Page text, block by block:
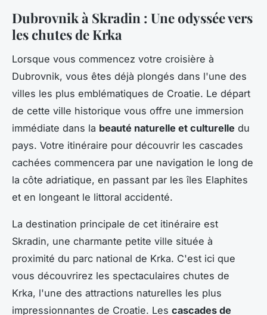
Dubrovnik à Skradin : Une odyssée vers
les chutes de Krka
Lorsque vous commencez votre croisière à
Dubrovnik, vous êtes déjà plongés dans l'une des
villes les plus emblématiques de Croatie. Le départ
de cette ville historique vous offre une immersion
immédiate dans la beauté naturelle et culturelle du
pays. Votre itinéraire pour découvrir les cascades
cachées commencera par une navigation le long de
la côte adriatique, en passant par les îles Elaphites
et en longeant le littoral accidenté.
La destination principale de cet itinéraire est
Skradin, une charmante petite ville située à
proximité du parc national de Krka. C'est ici que
vous découvrirez les spectaculaires chutes de
Krka, l'une des attractions naturelles les plus
impressionnantes de Croatie. Les cascades de